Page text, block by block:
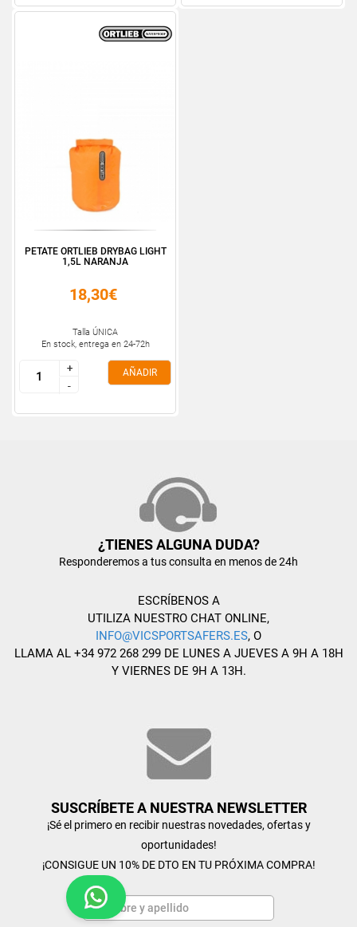
PETATE ORTLIEB DRYBAG LIGHT
1,5L NARANJA
18,30€
Talla ÚNICA
En stock, entrega en 24-72h
+
-
+
-
AÑADIR
¿TIENES ALGUNA DUDA?
Responderemos a tus consulta en menos de 24h
ESCRÍBENOS A
UTILIZA NUESTRO CHAT ONLINE,
INFO@VICSPORTSAFERS.ES, O
LLAMA AL +34 972 268 299 DE LUNES A JUEVES A 9H A 18H
Y VIERNES DE 9H A 13H.
SUSCRÍBETE A NUESTRA NEWSLETTER
¡Sé el primero en recibir nuestras novedades, ofertas y
oportunidades!
¡CONSIGUE UN 10% DE DTO EN TU PRÓXIMA COMPRA!